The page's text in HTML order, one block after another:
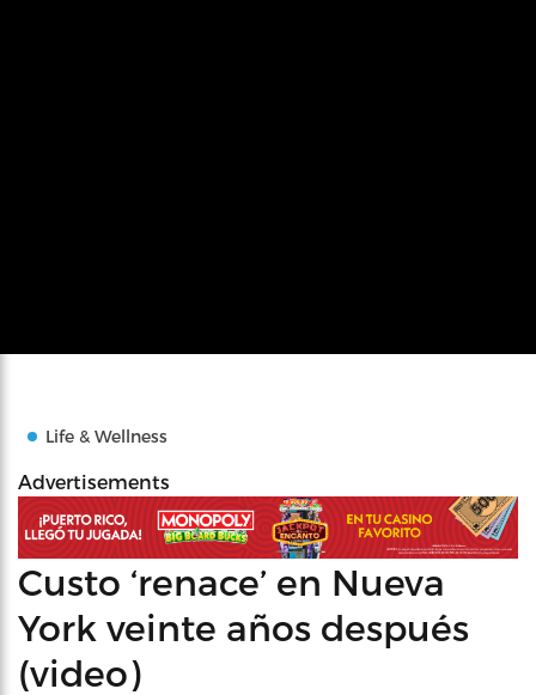
Life & Wellness
Advertisements
Custo ‘renace’ en Nueva
York veinte años después
(video)